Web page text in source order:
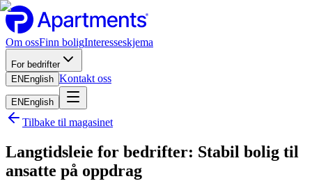
Om ossFinn boligInteresseskjema
For bedrifter
EN English Kontakt oss
EN English
Tilbake til magasinet
Langtidsleie for bedrifter: Stabil bolig til
ansatte på oppdrag